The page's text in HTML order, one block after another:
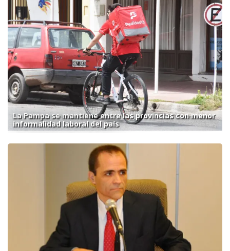
La Pampa se mantiene entre las provincias con menor
informalidad laboral del país